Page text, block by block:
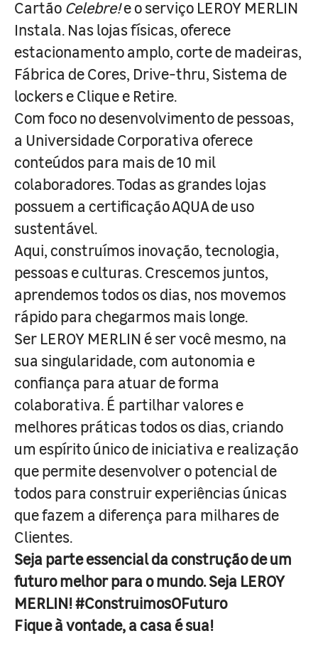
Cartão Celebre!e o serviço LEROY MERLIN
Instala. Nas lojas físicas, oferece
estacionamento amplo, corte de madeiras,
Fábrica de Cores, Drive-thru, Sistema de
lockers e Clique e Retire.
Com foco no desenvolvimento de pessoas,
a Universidade Corporativa oferece
conteúdos para mais de 10 mil
colaboradores. Todas as grandes lojas
possuem a certificação AQUA de uso
sustentável.
Aqui, construímos inovação, tecnologia,
pessoas e culturas. Crescemos juntos,
aprendemos todos os dias, nos movemos
rápido para chegarmos mais longe.
Ser LEROY MERLIN é ser você mesmo, na
sua singularidade, com autonomia e
confiança para atuar de forma
colaborativa. É partilhar valores e
melhores práticas todos os dias, criando
um espírito único de iniciativa e realização
que permite desenvolver o potencial de
todos para construir experiências únicas
que fazem a diferença para milhares de
Clientes.
Seja parte essencial da construção de um
futuro melhor para o mundo. Seja LEROY
MERLIN! #ConstruimosOFuturo
Fique à vontade, a casa é sua!